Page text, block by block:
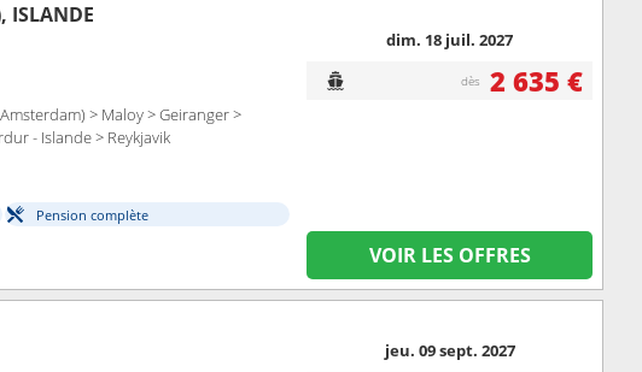
ISLANDE
> Maloy > Geiranger >
- Islande > Reykjavik
Pension complète
dim. 18 juil. 2027
dès 2 635 €
VOIR LES OFFRES
jeu. 09 sept. 2027